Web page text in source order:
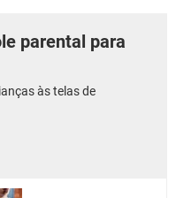
parental para
às telas de